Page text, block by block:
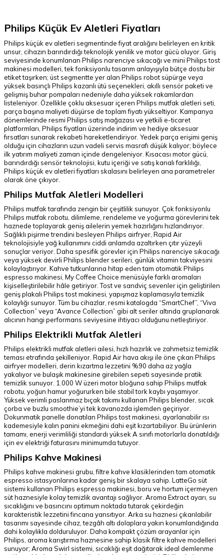
Philips Küçük Ev Aletleri Fiyatları
Philips küçük ev aletleri segmentinde fiyat aralığını belirleyen en kritik
unsur, cihazın barındırdığı teknolojik yenilik ve motor gücü oluyor. Giriş
seviyesinde konumlanan Philips narenciye sıkacağı ve mini Philips tost
makinesi modelleri, tek fonksiyonlu tasarım anlayışıyla bütçe dostu bir
etiket taşırken; üst segmentte yer alan Philips robot süpürge veya
yüksek basınçlı Philips kazanlı ütü seçenekleri, akıllı sensör paketi ve
gelişmiş buhar pompaları nedeniyle daha yüksek rakamlardan
listeleniyor. Özellikle çoklu aksesuar içeren Philips mutfak aletleri seti,
parça başına maliyeti düşürse de toplam fiyatı yükseltiyor. Kampanya
dönemlerinde resmi Philips satış mağazası ve yetkili e-ticaret
platformları, Philips fiyatları üzerinde indirim ve hediye aksesuar
fırsatları sunarak rekabeti hareketlendiriyor. Yedek parça erişimi geniş
olduğu için cihazların uzun vadeli servis masrafı düşük kalıyor; böylece
ilk yatırım maliyeti zaman içinde dengeleniyor. Kısacası motor gücü,
barındırdığı sensör teknolojisi, kutu içeriği ve satış kanalı farklılı­ğı,
Philips küçük ev aletleri fiyatları skalasını belirleyen ana parametreler
olarak öne çıkıyor.
Philips Mutfak Aletleri Modelleri
Philips mutfak tarafında zengin bir çeşitlilik sunuyor. Çok fonksiyonlu
Philips mutfak robotu, dilimleme, rendeleme ve yoğurma görevlerini tek
haznede toplayarak geniş ailelerin yemek hazırlığını hızlandırıyor.
Sağlıklı pişirme trendini besleyen Philips airfryer, Rapid Air
teknolojisiyle yağ kullanımını ciddi anlamda azaltırken çıtır yüzeyli
sonuçlar veriyor. Daha spesifik görevler için Philips narenciye sıkacağı
veya yüksek devirli Philips blender serileri, günlük vitamin takviyesini
kolaylaştırıyor. Kahve tutkunlarına hitap eden tam otomatik Philips
espresso makinesi, My Coffee Choice menüsüyle farklı aromaları
kişiselleştirilebilir hâle getiriyor. Tost ve sandviç sevenler için geliştirilen
geniş plakalı Philips tost makinesi, yapışmaz kaplamasıyla temizlik
kolaylığı sunuyor. Tüm bu cihazlar, resmi katalogda “SmartChef”, “Viva
Collection” veya “Avance Collection” gibi alt seriler altında gruplanarak
alıcının hangi performans seviyesine ihtiyacı olduğunu netleştiriyor.
Philips Elektrikli Mutfak Aletleri
Philips elektrikli mutfak aletleri ailesi, hızlı hazırlık ve zahmetsiz temizlik
teması etrafında şekilleniyor. Rapid Air hava akışı ile öne çıkan Philips
airfryer modelleri, derin kızartma lezzetini %90 daha az yağla
yakalıyor ve bulaşık makinesine girebilen sepeti sayesinde pratik
temizlik sunuyor. 1.000 W üzeri motor bloğuna sahip Philips mutfak
robotu, yoğun hamur yoğururken bile stabil tork kaybı yaşamıyor.
Yüksek verimli paslanmaz bıçak takımı kullanan Philips blender, sıcak
çorba ve buzlu smoothie’yi tek kavanozda işlemden geçiriyor.
Dokunmatik panelle donatılan Philips tost makinesi, ayarlanabilir ısı
kademesiyle kalın panini ekmeğini dahi eşit kızartabiliyor. Bu ürünlerin
tamamı, enerji verimliliği standardı yüksek A sınıfı motorlarla donatıldığı
için ev elektriği faturasını minimumda tutuyor.
Philips Kahve Makinesi
Philips kahve makinesi grubu, filtre kahve klasiklerinden tam otomatik
espresso istasyonlarına kadar geniş bir skalaya sahip. LatteGo süt
sistemi kullanan Philips espresso makinesi, boru ve hortum içermeyen
süt haznesiyle kolay temizlik avantajı sağlıyor. Aroma Extract ayarı, su
sıcaklığını ve basıncını optimum noktada tutarak çekirdeğin
karakteristik lezzetini fincana yansıtıyor. Arka su haznesi çıkarılabilir
tasarımı sayesinde cihaz, tezgâh altı dolaplara yakın konumlandığında
dahi kolaylıkla dolduruluyor. Daha kompakt çözüm arayanlar için
Philips, aroma karıştırma haznesine sahip klasik filtre kahve modelleri
sunuyor; Aroma Swirl sistemi, sıcaklığı eşit dağıtarak ideal demlenme